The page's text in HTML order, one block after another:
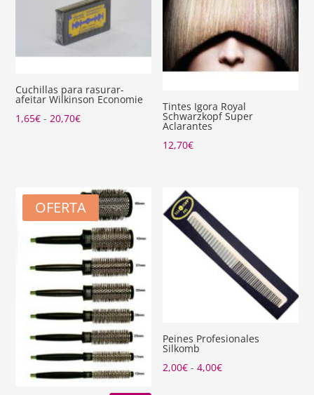
Cuchillas para rasurar-
afeitar Wilkinson Economie
1,65€ - 20,70€Rango
1,65€
hasta
20,70€
Tintes Igora Royal
Schwarzkopf Super
Aclarantes
12,70€
OFERTA
Peines Profesionales
Silkomb
2,00€ - 4,00€Rango